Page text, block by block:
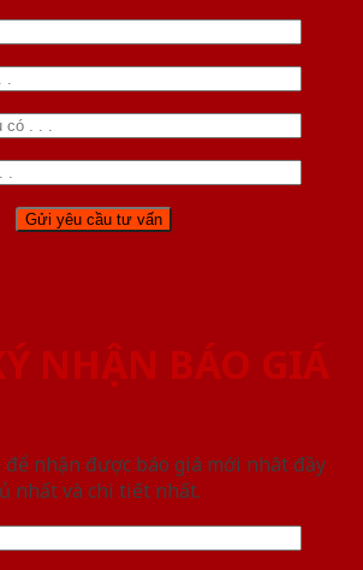
NHẬN BÁO GIÁ
nhận được báo giá mới nhât đầy
nhất và chi tiết nhất.